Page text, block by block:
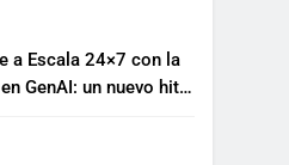
a Escala 24×7 con la
GenAI: un nuevo hito